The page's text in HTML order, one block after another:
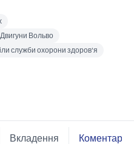
Двигуни Вольво
служби охорони здоров'я
Вкладення Коментарі